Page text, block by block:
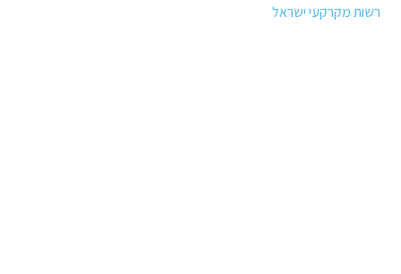
רשות מקרקעי ישראל